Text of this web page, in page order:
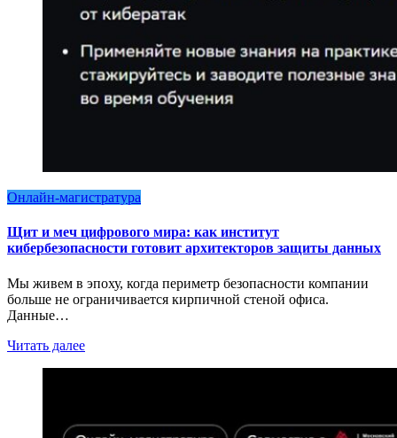
Онлайн-магистратура
Щит и меч цифрового мира: как институт
кибербезопасности готовит архитекторов защиты данных
Мы живем в эпоху, когда периметр безопасности компании
больше не ограничивается кирпичной стеной офиса.
Данные…
Читать далее